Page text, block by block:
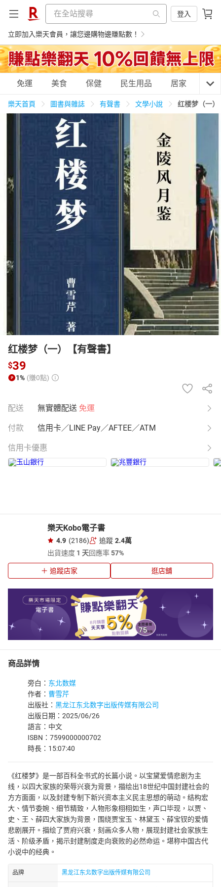
登入
立即加入樂天會員，讓您邊購物邊賺點數！
購物網分類
美食蛋糕
3C家電 運動休閒 親子玩具
男裝 化妝保養 情趣用品
免運 美食 保健 民生用品 居家 3C
樂天首頁 圖書與雜誌 有聲書 文學小說 红楼梦（一）
红楼梦（一）【有聲書】
$39
1% (賺0點)
配送 無實體配送 免運
付款 信用卡／LINE Pay／AFTEE／ATM
信用卡優惠
樂天Kobo電子書
4.9 (2186) 追蹤 2.4萬
出貨速度 1 天回應率57%
追蹤店家 逛店舖
商品詳情
旁白： 东北数媒
作者： 曹雪芹
出版社： 黑龙江东北数字出版传媒有限公司
出版日期：2025/06/26
語言：中文
ISBN：7599000000702
時長：15:07:40
《红楼梦》是一部百科全书式的长篇小说。以宝黛爱情悲剧为主
线，以四大家族的荣辱兴衰为背景，描绘出18世纪中国封建社会的
方方面面，以及封建专制下新兴资本主义民主思想的萌动。结构宏
大、情节委婉、细节精致，人物形象栩栩如生，声口毕现，以贾、
史、王、薛四大家族为背景，围绕贾宝玉、林黛玉、薛宝钗的爱情
悲剧展开。描绘了贾府兴衰，刻画众多人物，展现封建社会家族生
活、阶级矛盾，揭示封建制度走向衰败的必然命运。堪称中国古代
小说中的经典。
品牌 黑龙江东北数字出版传媒有限公司